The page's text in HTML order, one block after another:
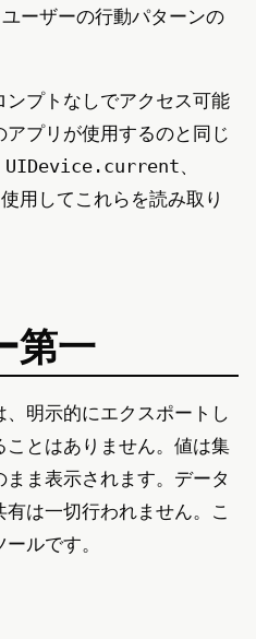
ーザーの行動パターンの
プトなしでアクセス可能
プリが使用するのと同じ
UIDevice.current、
用してこれらを読み取り
第一
明示的にエクスポートし
とはありません。値は集
ま表示されます。データ
は一切行われません。こ
ルです。